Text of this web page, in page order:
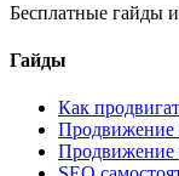
Бесплатные гайды
Гайды
Как
Продвижение
Продвижение